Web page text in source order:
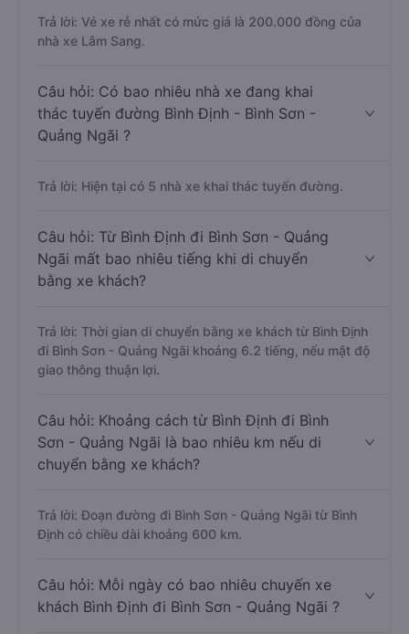
Trả lời: Vé xe rẻ nhất có mức giá là 200.000 đồng của
nhà xe Lâm Sang.
Câu hỏi: Có bao nhiêu nhà xe đang khai
thác tuyến đường Bình Định - Bình Sơn -
Quảng Ngãi ?
Trả lời: Hiện tại có 5 nhà xe khai thác tuyến đường.
Câu hỏi: Từ Bình Định đi Bình Sơn - Quảng
Ngãi mất bao nhiêu tiếng khi di chuyển
bằng xe khách?
Trả lời: Thời gian di chuyển bằng xe khách từ Bình Định
đi Bình Sơn - Quảng Ngãi khoảng 6.2 tiếng, nếu mật độ
giao thông thuận lợi.
Câu hỏi: Khoảng cách từ Bình Định đi Bình
Sơn - Quảng Ngãi là bao nhiêu km nếu di
chuyển bằng xe khách?
Trả lời: Đoạn đường đi Bình Sơn - Quảng Ngãi từ Bình
Định có chiều dài khoảng 600 km.
Câu hỏi: Mỗi ngày có bao nhiêu chuyến xe
khách Bình Định đi Bình Sơn - Quảng Ngãi ?